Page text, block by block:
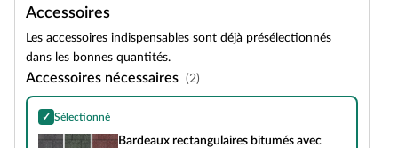
Accessoires
Les accessoires indispensables sont déjà présélectionnés
dans les bonnes quantités.
Accessoires nécessaires (2)
✓ Sélectionné
Bardeaux rectangulaires bitumés avec choix de couleurs
Bardeaux rectangulaires bitumés avec